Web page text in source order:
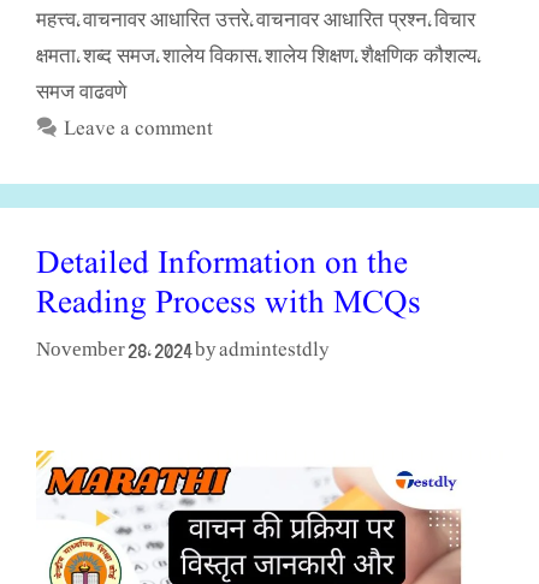
महत्त्व, वाचनावर आधारित उत्तरे, वाचनावर आधारित प्रश्न, विचार
क्षमता, शब्द समज, शालेय विकास, शालेय शिक्षण, शैक्षणिक कौशल्य,
समज वाढवणे
Leave a comment
Detailed Information on the
Reading Process with MCQs
November 28, 2024 byadmintestdly